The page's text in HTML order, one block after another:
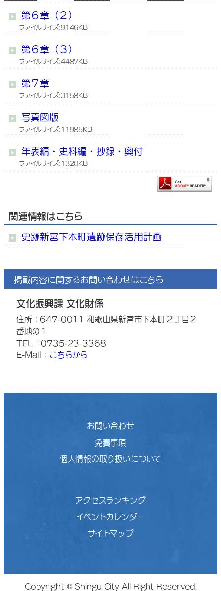
第６章（２）
ファイルサイズ:9146KB
第６章（３）
ファイルサイズ:4487KB
第７章
ファイルサイズ:3158KB
写真図版
ファイルサイズ:11985KB
年表編・史料編・抄録・奥付
ファイルサイズ:1320KB
関連情報はこちら
史跡新宮下本町遺跡保存活用計画
掲載内容に関するお問い合わせはこちら
文化振興課 文化財係
住所：647-0011 和歌山県新宮市下本町２丁目２
番地の１
TEL：0735-23-3368
E-Mail： こちらから
お問い合わせ
免責事項
個人情報の取り扱いについて
アクセスランキング
イベントカレンダー
サイトマップ
Copyright © Shingu City All Right Reserved.